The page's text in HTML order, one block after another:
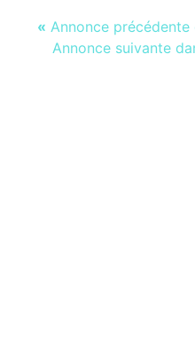
« Annonce précédente
Annonce suivante